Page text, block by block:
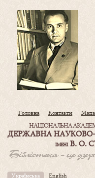
Головна Контакти Мапа
НАЦІОНАЛЬНА
ДЕРЖАВНА НАУКОВО-
ІМЕНІВ. О.
Українська English